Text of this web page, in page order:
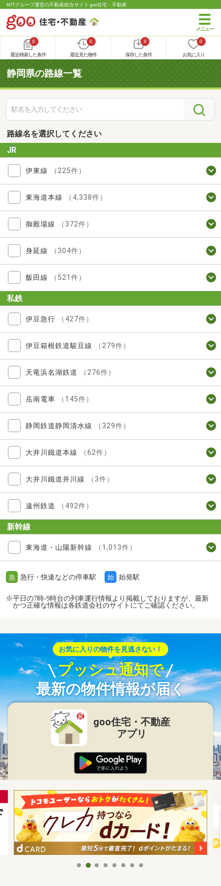
NTTグループ運営の不動産総合サイト goo住宅・不動産
0
最近検索した条件
0
最近見た物件
0
保存した条件
0
お気に入り
静岡県の路線一覧
路線名を選択してください
JR
伊東線 （225件）
東海道本線 （4,338件）
御殿場線 （372件）
身延線 （304件）
飯田線 （521件）
私鉄
伊豆急行 （427件）
伊豆箱根鉄道駿豆線 （279件）
天竜浜名湖鉄道 （276件）
岳南電車 （145件）
静岡鉄道静岡清水線 （329件）
大井川鐵道本線 （62件）
大井川鐵道井川線 （3件）
遠州鉄道 （492件）
新幹線
東海道・山陽新幹線 （1,013件）
急 急行・快速などの停車駅 始 始発駅
※平日の7時-9時台の列車運行情報より掲載しておりますが、最新
かつ正確な情報は各鉄道会社のサイトにてご確認ください。
お気に入りの物件を見逃さない！
プッシュ通知で
最新の物件情報が届く
goo住宅・不動産
アプリ